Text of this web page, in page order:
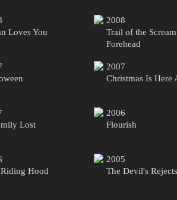
Loves You
2008
Trail of the
Forehead
2007
Christmas Is Here
Lost
2006
Flourish
Hood
2005
The Devil's Rejects